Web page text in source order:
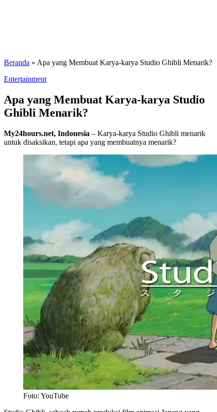
Beranda » Apa yang Membuat Karya-karya Studio Ghibli Menarik?
Entertainment
Apa yang Membuat Karya-karya Studio
Ghibli Menarik?
My24hours.net, Indonesia – Karya-karya Studio Ghibli menarik
untuk disaksikan, tetapi apa yang membuatnya menarik?
Foto: YouTube